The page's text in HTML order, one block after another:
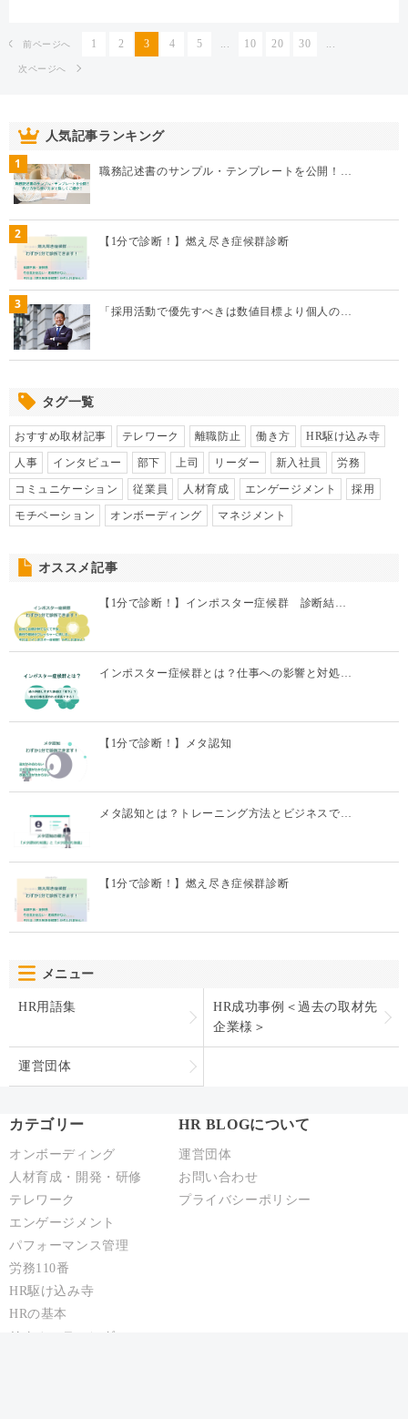
前ページへ 1 2 3 4 5 10 20 30
次ページへ
人気記事ランキング
1 職務記述書のサンプル・テンプレートを公開！…
2 【1分で診断！】燃え尽き症候群診断
3 「採用活動で優先すべきは数値目標より個人の…
タグ一覧
おすすめ取材記事 テレワーク 離職防止 働き方 HR駆け込み寺
人事 インタビュー 部下 上司 リーダー 新入社員 労務
コミュニケーション 従業員 人材育成 エンゲージメント 採用
モチベーション オンボーディング マネジメント
オススメ記事
【1分で診断！】インポスター症候群 診断結…
インポスター症候群とは？仕事への影響と対処…
【1分で診断！】メタ認知
メタ認知とは？トレーニング方法とビジネスで…
【1分で診断！】燃え尽き症候群診断
メニュー
HR用語集
HR成功事例＜過去の取材先
企業様＞
運営団体
カテゴリー
オンボーディング
人材育成・開発・研修
テレワーク
エンゲージメント
パフォーマンス管理
労務110番
HR駆け込み寺
HRの基本
リクルーティング
HR BLOGについて
運営団体
お問い合わせ
プライバシーポリシー